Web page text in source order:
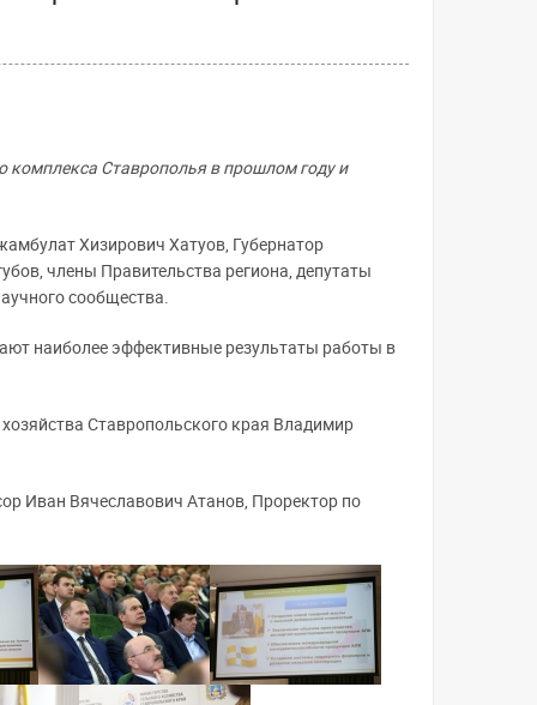
комплекса Ставрополья в прошлом году и
Хизирович Хатуов, Губернатор
члены Правительства региона, депутаты
сообщества.
наиболее эффективные результаты работы в
Ставропольского края Владимир
Иван Вячеславович Атанов, Проректор по